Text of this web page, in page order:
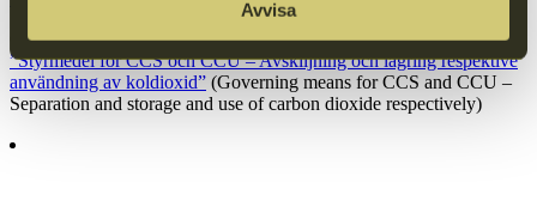
Avvisa
Consultation response:
”Styrmedel för CCS och CCU – Avskiljning och lagring respektive
användning av koldioxid” (Governing means for CCS and CCU –
Separation and storage and use of carbon dioxide respectively)